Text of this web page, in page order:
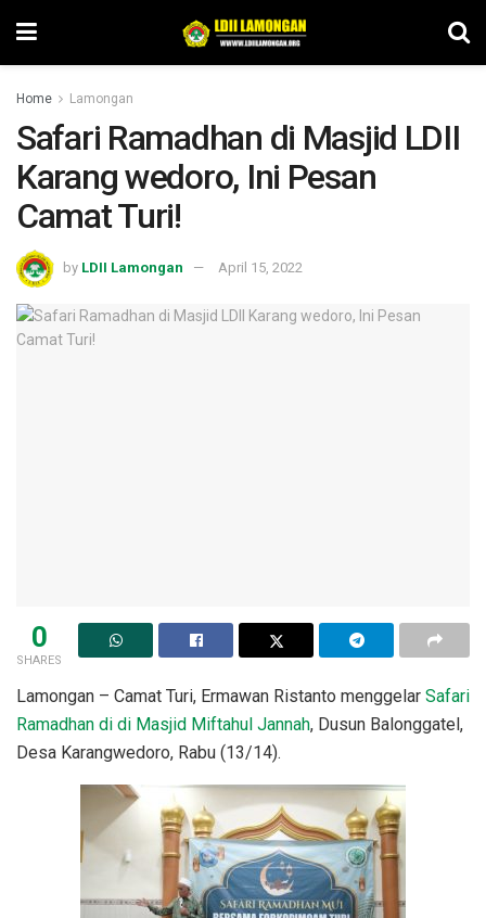
Home Lamongan
Safari Ramadhan di Masjid LDII
Karang wedoro, Ini Pesan
Camat Turi!
by LDII Lamongan April 15, 2022
0
SHARES
Lamongan – Camat Turi, Ermawan Ristanto menggelar Safari
Ramadhan di di Masjid Miftahul Jannah, Dusun Balonggatel,
Desa Karangwedoro, Rabu (13/14).